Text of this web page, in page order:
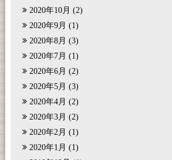
2020年10月 (2)
2020年9月 (1)
2020年8月 (3)
2020年7月 (1)
2020年6月 (2)
2020年5月 (3)
2020年4月 (2)
2020年3月 (2)
2020年2月 (1)
2020年1月 (1)